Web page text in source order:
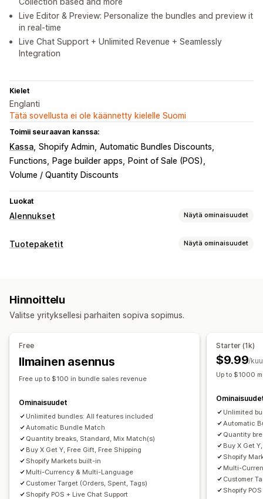
Live Editor & Preview: Personalize the bundles and preview it
in real-time
Live Chat Support + Unlimited Revenue + Seamlessly
Integration
Kielet
Englanti
Tätä sovellusta ei ole käännetty kielelle Suomi
Toimii seuraavan kanssa:
Kassa Shopify Admin Automatic Bundles Discounts
Functions Page builder apps Point of Sale (POS)
Volume / Quantity Discounts
Luokat
Alennukset Näytä ominaisuudet
Alennustyypit
Joukkoalennukset
Korialennukset Kassa-alennukset Tuotepaketit
Dynaaminen hinnoittelu
Mukautettu koodi
Alennusten pinottaminen Kohdentaminen
Suodatus
Seuranta Raportointi Analytiikka
Tuotepaketit Näytä ominaisuudet
Sekoita ja yhdistä -paketit
Lahjalaatikot Näytepaketit Tukkutuotepaketit
Mukautetut tuotepaketit
Hinnoitteluvaihtoehdot
Kiinteä hinnoittelu
Porrastettu hinnoittelu
Määräalennukset
Kiinteät alennukset
Prosenttialennukset
Korialennukset
Ilmainen toimitus Kaksi yhden hinnalla
Tukkuhinnoittelu
Dynaaminen hinnoittelu
Mukautettu hinnoittelu
Hinnoittelu
Valitse yrityksellesi parhaiten sopiva sopimus.
Free
Ilmainen asennus
Free up to $100 in bundle sales revenue
Ominaisuudet
Unlimited bundles: All features included
Automatic Bundle Match
Quantity breaks, Standard, Mix Match(s)
Buy X Get Y, Free Gift, Free Shipping
Shopify Markets built-in
Multi-Currency & Multi-Language
Customer Target (Orders, Spent, Tags)
Shopify POS + Live Chat Support
Starter (1k)
$9.99/
Up to $1000
Unlimited
Automatic
Quantity
Buy X Get
Shopify
Multi-
Customer
Shopify